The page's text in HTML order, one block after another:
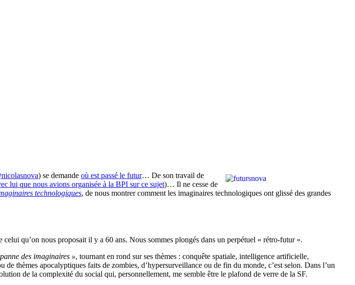
) se demande où est passé le futur… De son travail de
lui que nous avions organisée à la BPI sur ce sujet)… Il ne cesse de
technologiques, de nous montrer comment les imaginaires technologiques ont glissé des grandes
qu’on nous proposait il y a 60 ans. Nous sommes plongés dans un perpétuel « rétro-futur ».
des imaginaires », tournant en rond sur ses thèmes : conquête spatiale, intelligence artificielle,
thèmes apocalyptiques faits de zombies, d’hypersurveillance ou de fin du monde, c’est selon. Dans l’un
de la complexité du social qui, personnellement, me semble être le plafond de verre de la SF.